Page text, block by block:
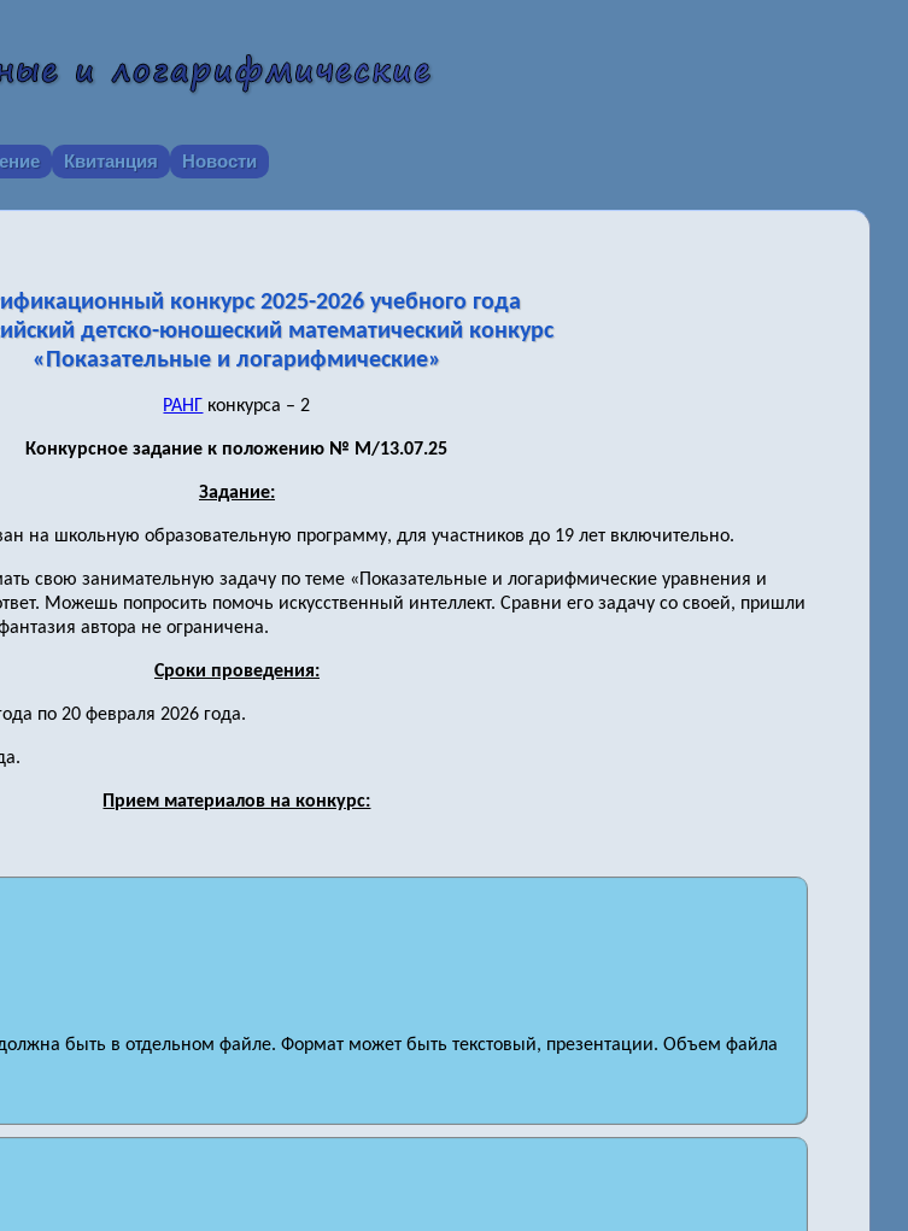
Квитанция Новости
конкурс 2025-2026 учебного года
детско-юношеский математический конкурс
«Показательные и логарифмические»
РАНГ конкурса – 2
Конкурсное задание к положению № М/13.07.25
Задание:
на школьную образовательную программу, для участников до 19 лет включительно.
свою занимательную задачу по теме «Показательные и логарифмические уравнения и
Можешь попросить помочь искусственный интеллект. Сравни его задачу со своей, пришли
автора не ограничена.
Сроки проведения:
по 20 февраля 2026 года.
Прием материалов на конкурс:
быть в отдельном файле. Формат может быть текстовый, презентации. Объем файла